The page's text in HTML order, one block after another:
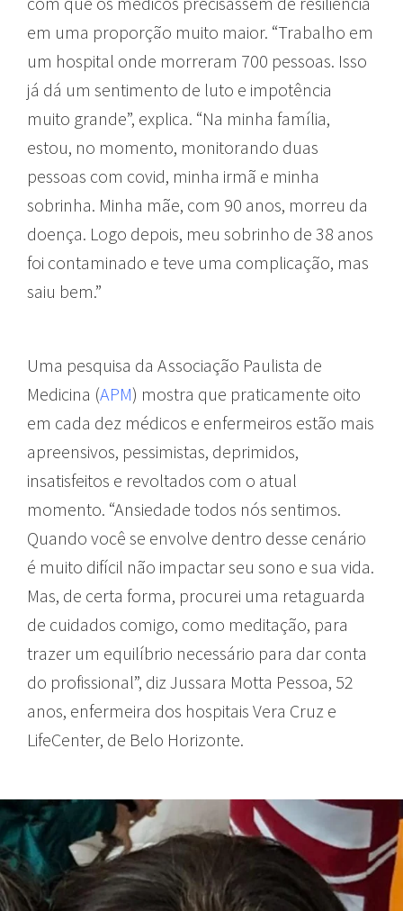
em uma proporção muito maior. “Trabalho em
um hospital onde morreram 700 pessoas. Isso
já dá um sentimento de luto e impotência
muito grande”, explica. “Na minha família,
estou, no momento, monitorando duas
pessoas com covid, minha irmã e minha
sobrinha. Minha mãe, com 90 anos, morreu da
doença. Logo depois, meu sobrinho de 38 anos
foi contaminado e teve uma complicação, mas
saiu bem.”
Uma pesquisa da Associação Paulista de
Medicina (APM) mostra que praticamente oito
em cada dez médicos e enfermeiros estão mais
apreensivos, pessimistas, deprimidos,
insatisfeitos e revoltados com o atual
momento. “Ansiedade todos nós sentimos.
Quando você se envolve dentro desse cenário
é muito difícil não impactar seu sono e sua vida.
Mas, de certa forma, procurei uma retaguarda
de cuidados comigo, como meditação, para
trazer um equilíbrio necessário para dar conta
do profissional”, diz Jussara Motta Pessoa, 52
anos, enfermeira dos hospitais Vera Cruz e
LifeCenter, de Belo Horizonte.